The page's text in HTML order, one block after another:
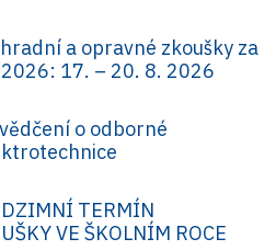
a opravné zkoušky za
17. – 20. 8. 2026
o odborné
TERMÍN
VE ŠKOLNÍM ROCE